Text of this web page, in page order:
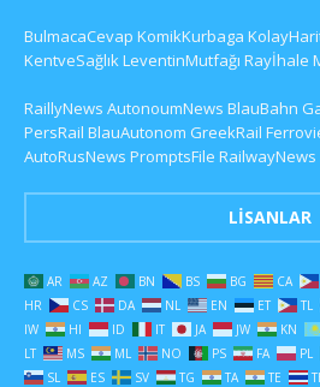
BulmacaCevap KomikKurbaga
KentveSağlıkLeventinMutfağı Rayİhale
RaillyNews AutonoumNews BlauBahn
PersRail BlauAutonom GreekRail
AutoRusNews PromptsFile RailwayNews
LISANLAR
AR AZ BN BS BG CA
HR
CS DA NL EN ET TL
IW
HI ID IT JA JW KN
LT
MS ML NO PS FA PL
SL
ES SV TG TA TE